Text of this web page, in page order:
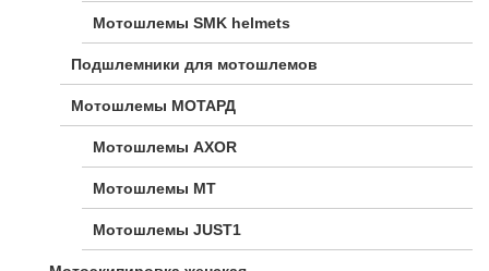
Мотошлемы SMK helmets
Подшлемники для мотошлемов
Мотошлемы МОТАРД
Мотошлемы AXOR
Мотошлемы MT
Мотошлемы JUST1